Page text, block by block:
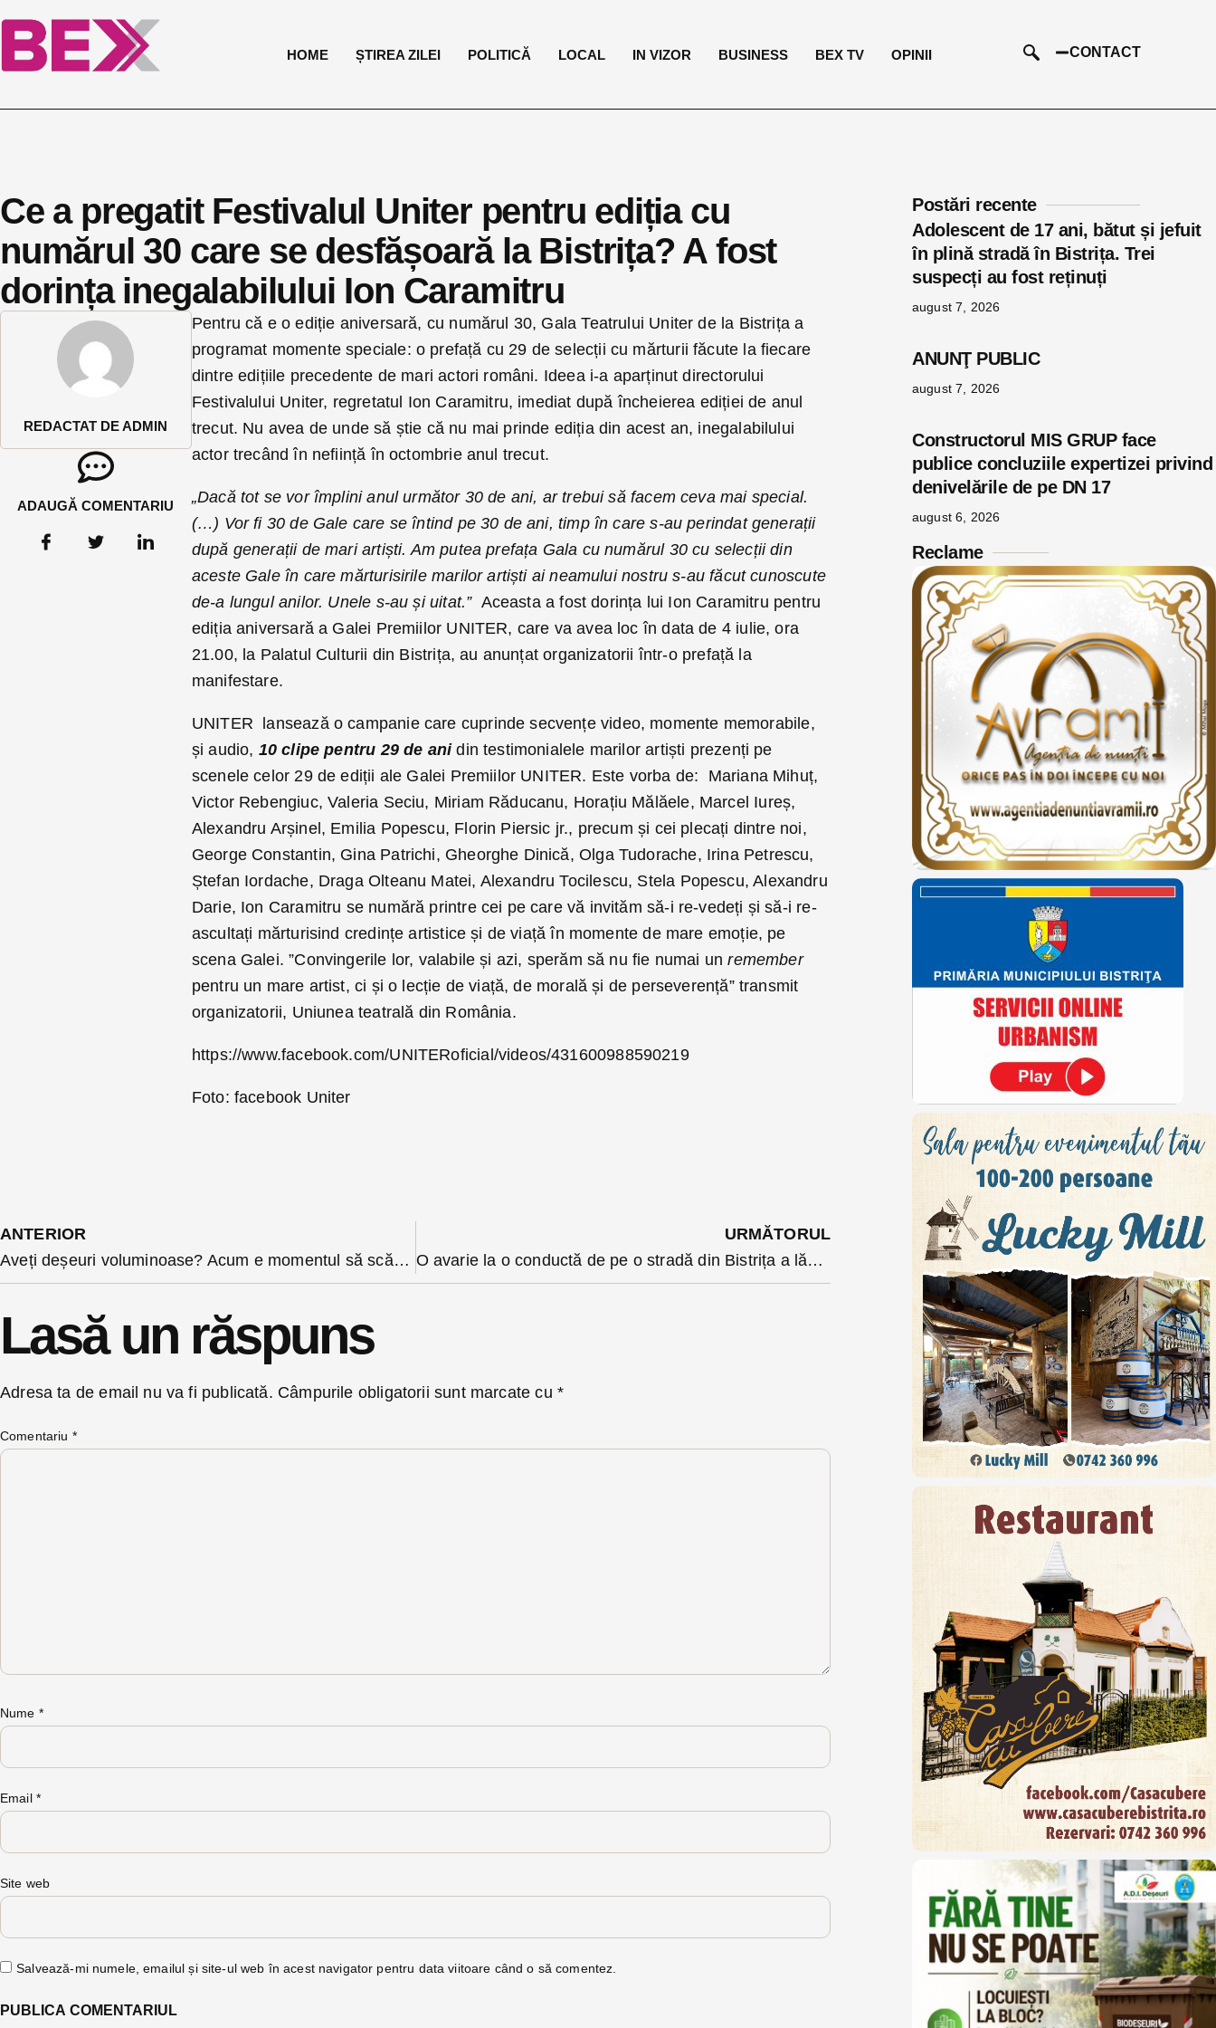
HOME ȘTIREA ZILEI POLITICĂ LOCAL IN VIZOR BUSINESS BEX TV OPINII CONTACT
Ce a pregatit Festivalul Uniter pentru ediția cu
numărul 30 care se desfășoară la Bistrița? A fost
dorința inegalabilului Ion Caramitru
REDACTAT DE ADMIN
ADAUGĂ COMENTARIU
Pentru că e o ediție aniversară, cu numărul 30, Gala Teatrului Uniter de la Bistrița a
programat momente speciale: o prefață cu 29 de selecții cu mărturii făcute la fiecare
dintre edițiile precedente de mari actori români. Ideea i-a aparținut directorului
Festivalului Uniter, regretatul Ion Caramitru, imediat după încheierea ediției de anul
trecut. Nu avea de unde să știe că nu mai prinde ediția din acest an, inegalabilului
actor trecând în neființă în octombrie anul trecut.
„Dacă tot se vor împlini anul următor 30 de ani, ar trebui să facem ceva mai special.
(…) Vor fi 30 de Gale care se întind pe 30 de ani, timp în care s-au perindat generații
după generații de mari artiști. Am putea prefața Gala cu numărul 30 cu selecții din
aceste Gale în care mărturisirile marilor artiști ai neamului nostru s-au făcut cunoscute
de-a lungul anilor. Unele s-au și uitat.” Aceasta a fost dorința lui Ion Caramitru pentru
ediția aniversară a Galei Premiilor UNITER, care va avea loc în data de 4 iulie, ora
21.00, la Palatul Culturii din Bistrița, au anunțat organizatorii într-o prefață la
manifestare.
UNITER lansează o campanie care cuprinde secvențe video, momente memorabile,
și audio, 10 clipe pentru 29 de anidin testimonialele marilor artiști prezenți pe
scenele celor 29 de ediții ale Galei Premiilor UNITER. Este vorba de: Mariana Mihuț,
Victor Rebengiuc, Valeria Seciu, Miriam Răducanu, Horațiu Mălăele, Marcel Iureș,
Alexandru Arșinel, Emilia Popescu, Florin Piersic jr., precum și cei plecați dintre noi,
George Constantin, Gina Patrichi, Gheorghe Dinică, Olga Tudorache, Irina Petrescu,
Ștefan Iordache, Draga Olteanu Matei, Alexandru Tocilescu, Stela Popescu, Alexandru
Darie, Ion Caramitru se numără printre cei pe care vă invităm să-i re-vedeți și să-i re-
ascultați mărturisind credințe artistice și de viață în momente de mare emoție, pe
scena Galei. ”Convingerile lor, valabile și azi, sperăm să nu fie numai un remember
pentru un mare artist, ci și o lecție de viață, de morală și de perseverență” transmit
organizatorii, Uniunea teatrală din România.
https://www.facebook.com/UNITERoficial/videos/431600988590219
Foto: facebook Uniter
ANTERIOR
Aveți deșeuri voluminoase? Acum e momentul să scăpați de ele gratuit
URMĂTORUL
O avarie la o conductă de pe o stradă din Bistrița a lăsat fără apă locuințe și firme din zona Industrială
Lasă un răspuns
Adresa ta de email nu va fi publicată. Câmpurile obligatorii sunt marcate cu *
Comentariu *
Nume *
Email *
Site web
Salvează-mi numele, emailul și site-ul web în acest navigator pentru data viitoare când o să comentez.
Postări recente
Adolescent de 17 ani, bătut și jefuit
în plină stradă în Bistrița. Trei
suspecți au fost reținuți
august 7, 2026
ANUNŢ PUBLIC
august 7, 2026
Constructorul MIS GRUP face
publice concluziile expertizei privind
denivelările de pe DN 17
august 6, 2026
Reclame